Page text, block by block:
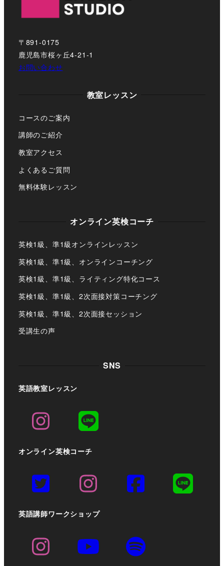
〒891-0175
鹿児島市桜ヶ丘4-21-1
お問い合わせ
教室レッスン
コースのご案内
講師のご紹介
教室アクセス
よくあるご質問
無料体験レッスン
オンライン英検コーチ
英検1級、準1級オンラインレッスン
英検1級、準1級、オンラインコーチング
英検1級、準1級、ライティング特化コース
英検1級、準1級、2次面接対策コーチング
英検1級、準1級、2次面接セッション
受講生の声
SNS
英語教室レッスン
オンライン英検コーチ
英語講師ワークショップ